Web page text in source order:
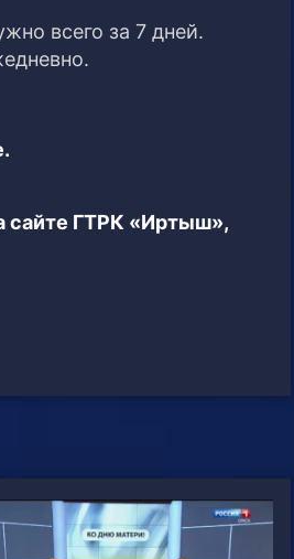
всего за 7 дней.
сайте ГТРК «Иртыш»,